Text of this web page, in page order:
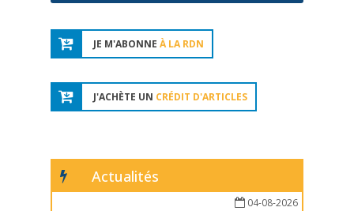
JE M'ABONNE À LA RDN
J'ACHÈTE UN CRÉDIT D'ARTICLES
Actualités
04-08-2026